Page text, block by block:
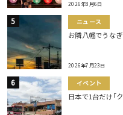
2026年8月6日
ニュース
お隣八幡でうな
2026年7月23日
イベント
日本で1台だけ｢